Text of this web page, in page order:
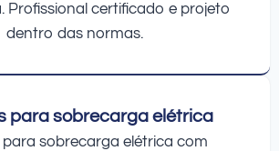
Profissional certificado e projeto
dentro das normas.
para sobrecarga elétrica
para sobrecarga elétrica com